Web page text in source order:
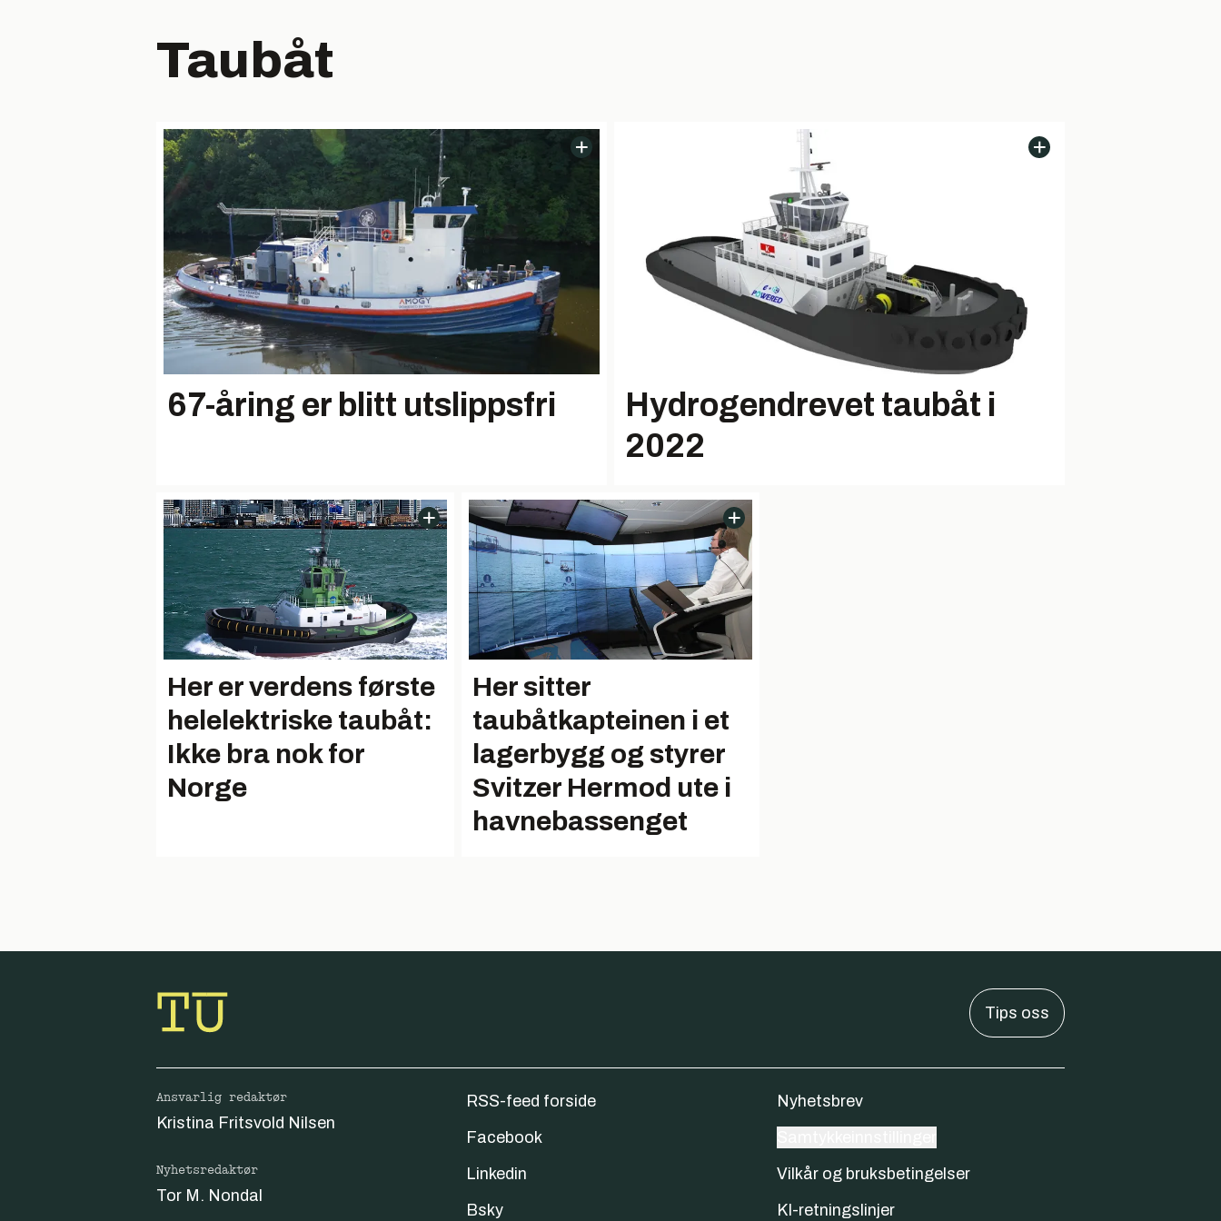
Taubåt
67-åring er blitt utslippsfri
Hydrogendrevet taubåt i
2022
Her er verdens første
helelektriske taubåt:
Ikke bra nok for
Norge
Her sitter
taubåtkapteinen i et
lagerbygg og styrer
Svitzer Hermod ute i
havnebassenget
Tips oss
Ansvarlig redaktør
Kristina Fritsvold Nilsen
Nyhetsredaktør
Tor M. Nondal
RSS-feed forside
Facebook
Linkedin
Bsky
Nyhetsbrev
Vilkår og bruksbetingelser
KI-retningslinjer